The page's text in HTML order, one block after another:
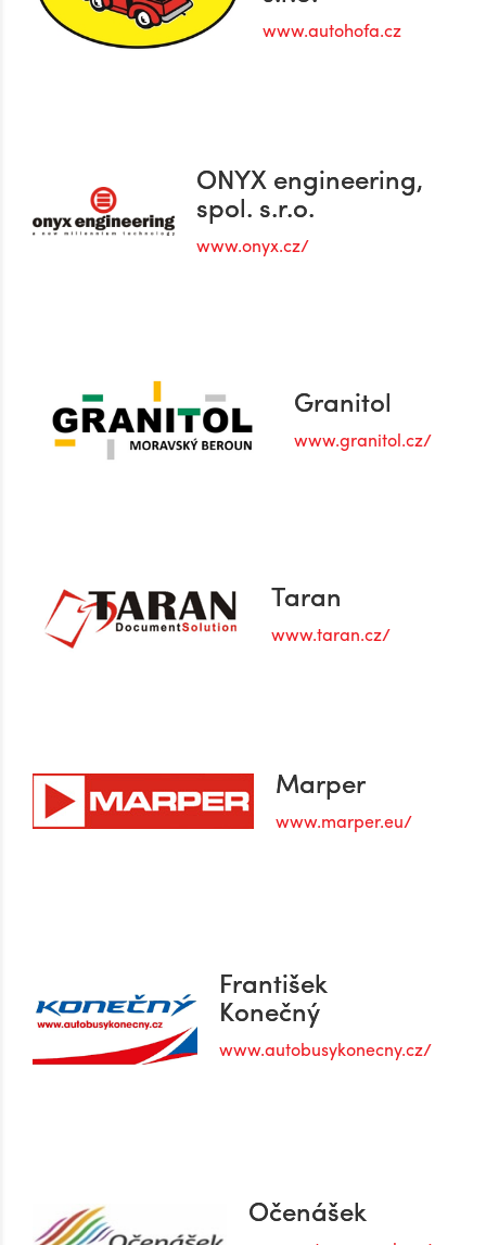
www.autohofa.cz
ONYX engineering,
spol. s.r.o.
www.onyx.cz/
Granitol
www.granitol.cz/
Taran
www.taran.cz/
Marper
www.marper.eu/
František
Konečný
www.autobusykonecny.cz/
Očenášek